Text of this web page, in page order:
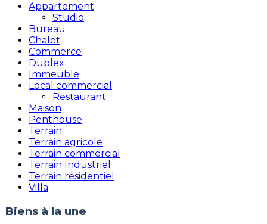
Appartement
Studio
Bureau
Chalet
Commerce
Duplex
Immeuble
Local commercial
Restaurant
Maison
Penthouse
Terrain
Terrain agricole
Terrain commercial
Terrain Industriel
Terrain résidentiel
Villa
Biens à la une